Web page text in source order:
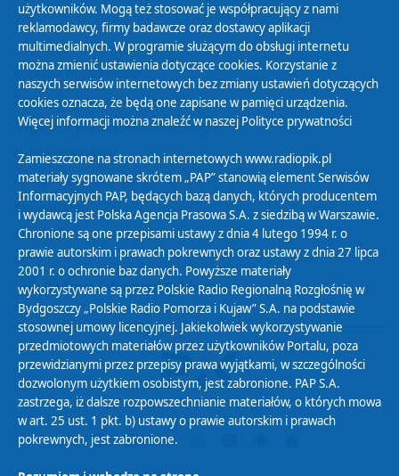
Polityka Prywatności
Zasady korzystania z Serwisu
Organizacje Pożytku Publicznego
Cyfryzacja DAB+
Polityka ochrony danych osobowych
Abonament
Zamówienia publiczne
Biuletyn Informacji Publicznej
użytkowników. Mogą też stosować je współpracujący z nami
reklamodawcy, firmy badawcze oraz dostawcy aplikacji
multimedialnych. W programie służącym do obsługi internetu
można zmienić ustawienia dotyczące cookies. Korzystanie z
naszych serwisów internetowych bez zmiany ustawień dotyczących
cookies oznacza, że będą one zapisane w pamięci urządzenia.
Więcej informacji można znaleźć w naszej Polityce prywatności
Zamieszczone na stronach internetowych www.radiopik.pl
materiały sygnowane skrótem „PAP” stanowią element Serwisów
Informacyjnych PAP, będących bazą danych, których producentem
i wydawcą jest Polska Agencja Prasowa S.A. z siedzibą w Warszawie.
Chronione są one przepisami ustawy z dnia 4 lutego 1994 r. o
prawie autorskim i prawach pokrewnych oraz ustawy z dnia 27 lipca
2001 r. o ochronie baz danych. Powyższe materiały
wykorzystywane są przez Polskie Radio Regionalną Rozgłośnię w
Bydgoszczy „Polskie Radio Pomorza i Kujaw” S.A. na podstawie
stosownej umowy licencyjnej. Jakiekolwiek wykorzystywanie
przedmiotowych materiałów przez użytkowników Portalu, poza
przewidzianymi przez przepisy prawa wyjątkami, w szczególności
dozwolonym użytkiem osobistym, jest zabronione. PAP S.A.
zastrzega, iż dalsze rozpowszechnianie materiałów, o których mowa
w art. 25 ust. 1 pkt. b) ustawy o prawie autorskim i prawach
pokrewnych, jest zabronione.